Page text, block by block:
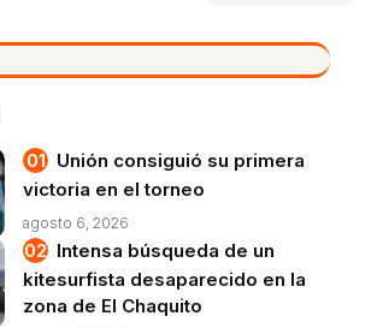
Unión consiguió su primera
victoria en el torneo
agosto 6, 2026
Intensa búsqueda de un
kitesurfista desaparecido en la
zona de El Chaquito